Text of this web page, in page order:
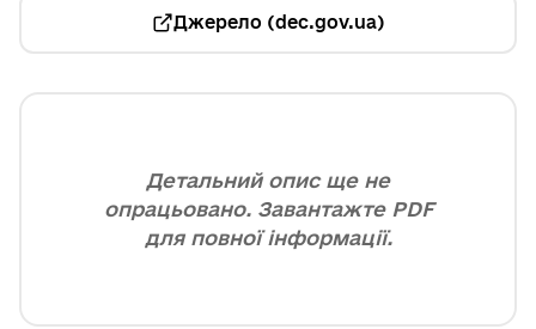
Джерело (dec.gov.ua)
Детальний опис ще не
опрацьовано. Завантажте PDF
для повної інформації.